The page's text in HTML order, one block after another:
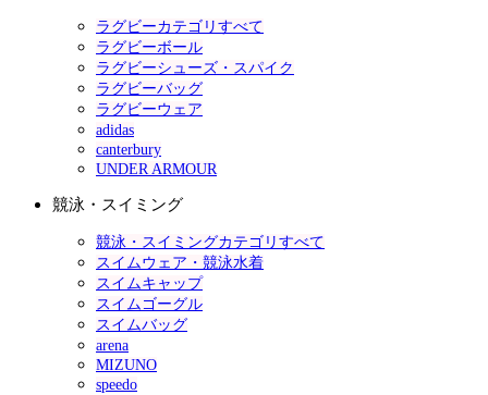
ラグビーカテゴリすべて
ラグビーボール
ラグビーシューズ・スパイク
ラグビーバッグ
ラグビーウェア
adidas
canterbury
UNDER ARMOUR
競泳・スイミング
競泳・スイミングカテゴリすべて
スイムウェア・競泳水着
スイムキャップ
スイムゴーグル
スイムバッグ
arena
MIZUNO
speedo